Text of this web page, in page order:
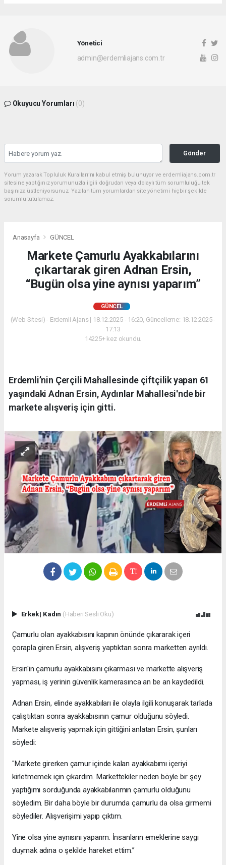
Yönetici
admin@erdemliajans.com.tr
Okuyucu Yorumları (0)
Gönder
Yorum yazarak Topluluk Kuralları’nı kabul etmiş bulunuyor ve erdemliajans.com.tr
sitesine yaptığınız yorumunuzla ilgili doğrudan veya dolaylı tüm sorumluluğu tek
başınıza üstleniyorsunuz. Yazılan tüm yorumlardan site yönetimi hiçbir şekilde
sorumlu tutulamaz.
Anasayfa GÜNCEL
Markete Çamurlu Ayakkabılarını
çıkartarak giren Adnan Ersin,
“Bugün olsa yine aynısı yaparım”
GÜNCEL
(Web Sitesi) - Erdemli Ajans | 18.12.2025 - 16:20, Güncelleme: 18.12.2025 -
17:13
14225+ kez okundu.
Erdemli’nin Çerçili Mahallesinde çiftçilik yapan 61
yaşındaki Adnan Ersin, Aydınlar Mahallesi'nde bir
markete alışveriş için gitti.
Erkek| Kadın (Haberi Sesli Oku)
Çamurlu olan ayakkabısını kapının önünde çıkararak içeri
çorapla giren Ersin, alışveriş yaptıktan sonra marketten ayrıldı.
Ersin'in çamurlu ayakkabısını çıkarması ve markette alışveriş
yapması, iş yerinin güvenlik kamerasınca an be an kaydedildi.
Adnan Ersin, elinde ayakkabıları ile olayla ilgili konuşarak tarlada
çalıştıktan sonra ayakkabısının çamur olduğunu söyledi.
Markete alışveriş yapmak için gittiğini anlatan Ersin, şunları
söyledi:
"Markete girerken çamur içinde kalan ayakkabımı içeriyi
kirletmemek için çıkardım. Markettekiler neden böyle bir şey
yaptığımı sorduğunda ayakkabılarımın çamurlu olduğunu
söyledim. Bir daha böyle bir durumda çamurlu da olsa girmemi
söylediler. Alışverişimi yapıp çıktım.
Yine olsa yine aynısını yaparım. İnsanların emeklerine saygı
duymak adına o şekilde hareket ettim.’’